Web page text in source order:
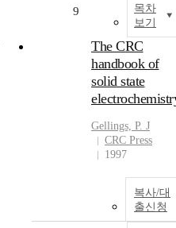
목차
보기
9
The CRC
handbook of
solid state
Gellings, P. J
CRC Press
1997
복사/대
출신청